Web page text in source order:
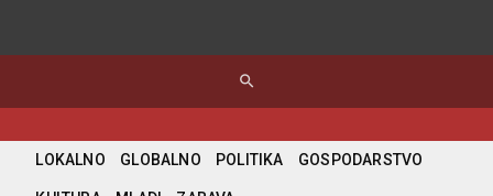
search
LOKALNO GLOBALNO POLITIKA GOSPODARSTVO